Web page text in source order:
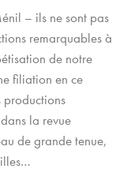
– ils ne sont pas
remarquables à
de notre
filiation en ce
productions
la revue
de grande tenue,